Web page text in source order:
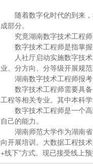
随着数字化时代的到来，
成部分。
究竟湖南数字技术工程师
数字技术工程师是指掌握
人社厅启动实施数字技术
业、分方向、分等级开展规
湖南数字技术工程师报考
数字技术工程师需要具备
工程等相关专业。其中本科
数字技术工程师是一个高
自己的能力。
湖南师范大学作为湖南省
向开展培训。大数据工程技
+线下”方式。现已接受线上